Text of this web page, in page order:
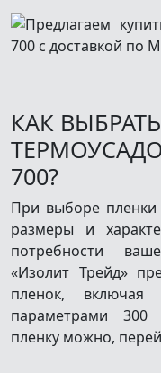
КАК
700?
При выборе
размеры и
потребности
«Изолит Трейд»
пленок, включая
параметрами 300
пленку можно,